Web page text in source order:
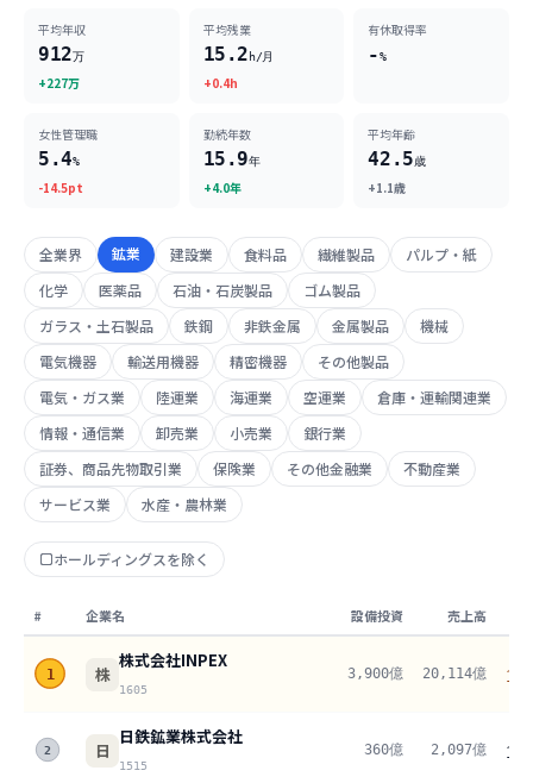
平均年収
912万
+227万
平均残業
15.2h/月
+0.4h
有休取得率
-%
女性管理職
5.4%
-14.5pt
勤続年数
15.9年
+4.0年
平均年齢
42.5歳
+1.1歳
全業界 鉱業 建設業 食料品 繊維製品
パルプ・紙
化学
医薬品 石油・石炭製品
ゴム製品
ガラス・土石製品
鉄鋼 非鉄金属 金属製品
機械
電気機器
輸送用機器 精密機器
その他製品
電気・ガス業
陸運業 海運業 空運業
倉庫・運輸関連業
情報・通信業
卸売業 小売業
銀行業
証券、商品先物取引業
保険業 その他金融業
不動産業
サービス業
水産・農林業
ホールディングスを除く
# 企業名 設備投資 売上高
1 株
株式会社INPEX
1605
3,900億 20,114億
2 日
日鉄鉱業株式会社
1515
360億 2,097億